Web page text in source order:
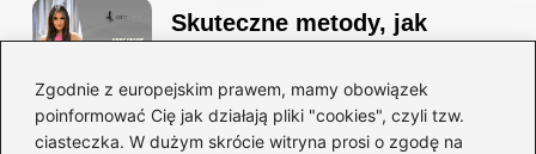
Zgodnie z europejskim prawem, mamy obowiązek
poinformować Cię jak działają pliki "cookies", czyli tzw.
ciasteczka. W dużym skrócie witryna prosi o zgodę na
Skuteczne metody, jak
sylwetkę w zaledwie 90 dni